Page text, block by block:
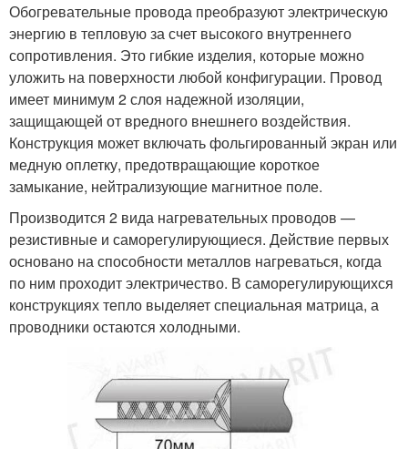
Обогревательные провода преобразуют электрическую
энергию в тепловую за счет высокого внутреннего
сопротивления. Это гибкие изделия, которые можно
уложить на поверхности любой конфигурации. Провод
имеет минимум 2 слоя надежной изоляции,
защищающей от вредного внешнего воздействия.
Конструкция может включать фольгированный экран или
медную оплетку, предотвращающие короткое
замыкание, нейтрализующие магнитное поле.
Производится 2 вида нагревательных проводов —
резистивные и саморегулирующиеся. Действие первых
основано на способности металлов нагреваться, когда
по ним проходит электричество. В саморегулирующихся
конструкциях тепло выделяет специальная матрица, а
проводники остаются холодными.